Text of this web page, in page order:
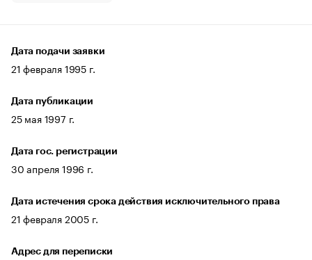
Дата подачи заявки
21 февраля 1995 г.
Дата публикации
25 мая 1997 г.
Дата гос. регистрации
30 апреля 1996 г.
Дата истечения срока действия исключительного права
21 февраля 2005 г.
Адрес для переписки